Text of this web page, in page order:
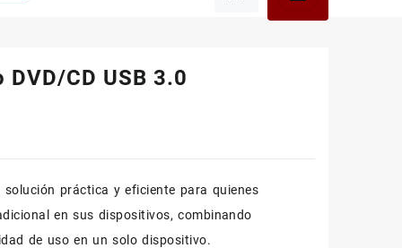
CD USB 3.0
práctica y eficiente para quienes
en sus dispositivos, combinando
de uso en un solo dispositivo.